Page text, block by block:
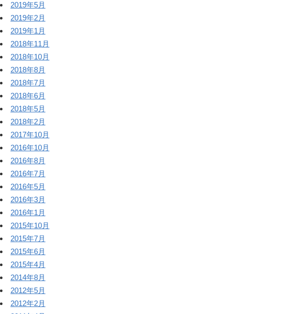
2019年5月
2019年2月
2019年1月
2018年11月
2018年10月
2018年8月
2018年7月
2018年6月
2018年5月
2018年2月
2017年10月
2016年10月
2016年8月
2016年7月
2016年5月
2016年3月
2016年1月
2015年10月
2015年7月
2015年6月
2015年4月
2014年8月
2012年5月
2012年2月